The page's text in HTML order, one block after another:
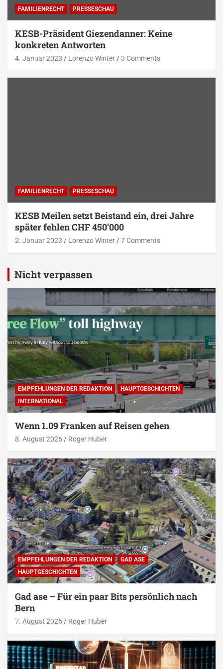
FAMILIENRECHT PRESSESCHAU
KESB-Präsident Giezendanner: Keine
konkreten Antworten
4. Januar 2023 Lorenzo Winter 3 Comments
FAMILIENRECHT PRESSESCHAU
KESB Meilen setzt Beistand ein, drei Jahre
später fehlen CHF 450’000
2. Januar 2023 Lorenzo Winter 7 Comments
Nicht verpassen
EMPFEHLUNGEN DER REDAKTION
HAUPTGESCHICHTEN
INTERNATIONAL
Wenn 1.09 Franken auf Reisen gehen
8. August 2026 Roger Huber
EMPFEHLUNGEN DER REDAKTION
GAD ASE
HAUPTGESCHICHTEN
Gad ase – Für ein paar Bits persönlich nach
Bern
7. August 2026 Roger Huber